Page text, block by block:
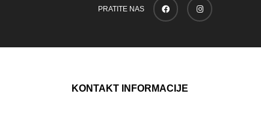
PRATITE NAS
KONTAKT INFORMACIJE